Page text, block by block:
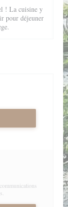
! La cuisine y
pour déjeuner